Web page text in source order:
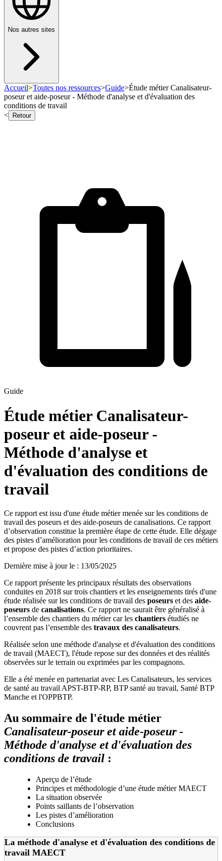
Nos autres sites
Accueil>Toutes nos ressources>Guide>Étude métier Canalisateur-
poseur et aide-poseur - Méthode d'analyse et d'évaluation des
conditions de travail
<
Retour
Guide
Étude métier Canalisateur-
poseur et aide-poseur -
Méthode d'analyse et
d'évaluation des conditions de
travail
Ce rapport est issu d'une étude métier menée sur les conditions de
travail des poseurs et des aide-poseurs de canalisations. Ce rapport
d’observation constitue la première étape de cette étude. Elle dégage
des pistes d’amélioration pour les conditions de travail de ces métiers
et propose des pistes d’action prioritaires.
Dernière mise à jour le : 13/05/2025
Ce rapport présente les principaux résultats des observations
conduites en 2018 sur trois chantiers et les enseignements tirés d'une
étude réalisée sur les conditions de travail des poseurs et des aide-
poseurs de canalisations. Ce rapport ne saurait être généralisé à
l’ensemble des chantiers du métier car les chantiers étudiés ne
couvrent pas l’ensemble des travaux des canalisateurs.
Réalisée selon une méthode d'analyse et d'évaluation des conditions
de travail (MAECT), l'étude repose sur des données et des réalités
observées sur le terrain ou exprimées par les compagnons.
Elle a été menée en partenariat avec Les Canalisateurs, les services
de santé au travail APST-BTP-RP, BTP santé au travail, Santé BTP
Manche et l'OPPBTP.
Au sommaire de l'étude métier
Canalisateur-poseur et aide-poseur -
Méthode d'analyse et d'évaluation des
conditions de travail :
Aperçu de l’étude
Principes et méthodologie d’une étude métier MAECT
La situation observée
Points saillants de l’observation
Les pistes d’amélioration
Conclusions
La méthode d'analyse et d'évaluation des conditions de
travail MAECT